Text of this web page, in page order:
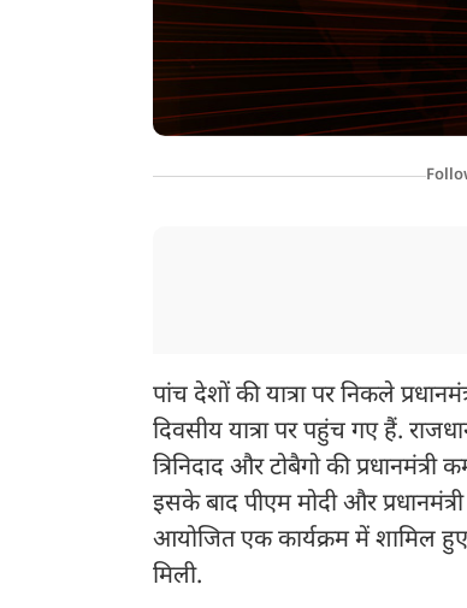
पांच देशों की यात्रा पर निकले
दिवसीय यात्रा पर पहुंच गए हैं.
त्रिनिदाद और टोबैगो की
इसके बाद पीएम मोदी और
आयोजित एक कार्यक्रम में शामिल
मिली.